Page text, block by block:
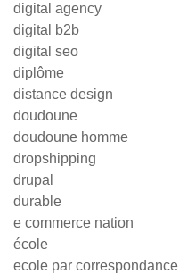
digital agency
digital b2b
digital seo
diplôme
distance design
doudoune
doudoune homme
dropshipping
drupal
durable
e commerce nation
école
ecole par correspondance